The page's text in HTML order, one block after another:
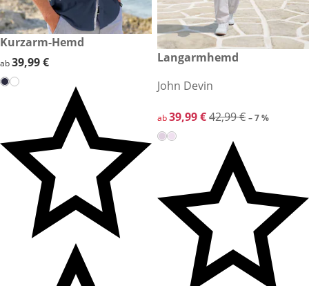
39,99 €
Kurzarm-Hemd
39,99 €
ab39,99 € reduzierter Preis 39,99 €,
-7 %
Langarmhemd
John Devin
reduzierter Preis 39,99 €,
ab39,99 €42,99 € – 7 %